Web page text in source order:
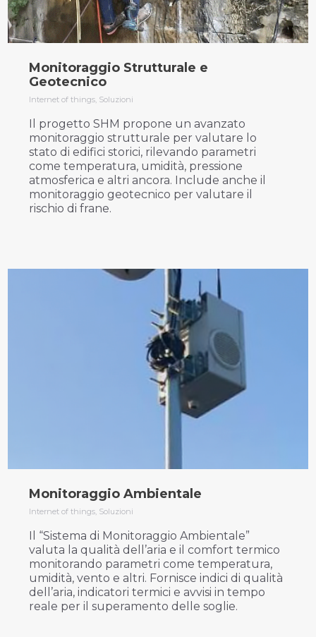
Monitoraggio Strutturale e
Geotecnico
Internet of things, Soluzioni
Il progetto SHM propone un avanzato
monitoraggio strutturale per valutare lo
stato di edifici storici, rilevando parametri
come temperatura, umidità, pressione
atmosferica e altri ancora. Include anche il
monitoraggio geotecnico per valutare il
rischio di frane.
Monitoraggio Ambientale
Internet of things Soluzioni
Il “Sistema di Monitoraggio Ambientale”
valuta la qualità dell’aria e il comfort termico
monitorando parametri come temperatura,
umidità, vento e altri. Fornisce indici di qualità
dell’aria, indicatori termici e avvisi in tempo
reale per il superamento delle soglie.